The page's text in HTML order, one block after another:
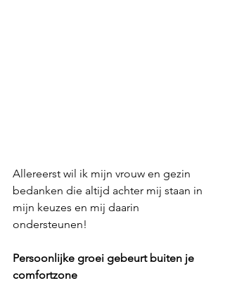
Allereerst wil ik mijn vrouw en gezin
bedanken die altijd achter mij staan in
mijn keuzes en mij daarin
ondersteunen!
Persoonlijke groei gebeurt buiten je
comfortzone